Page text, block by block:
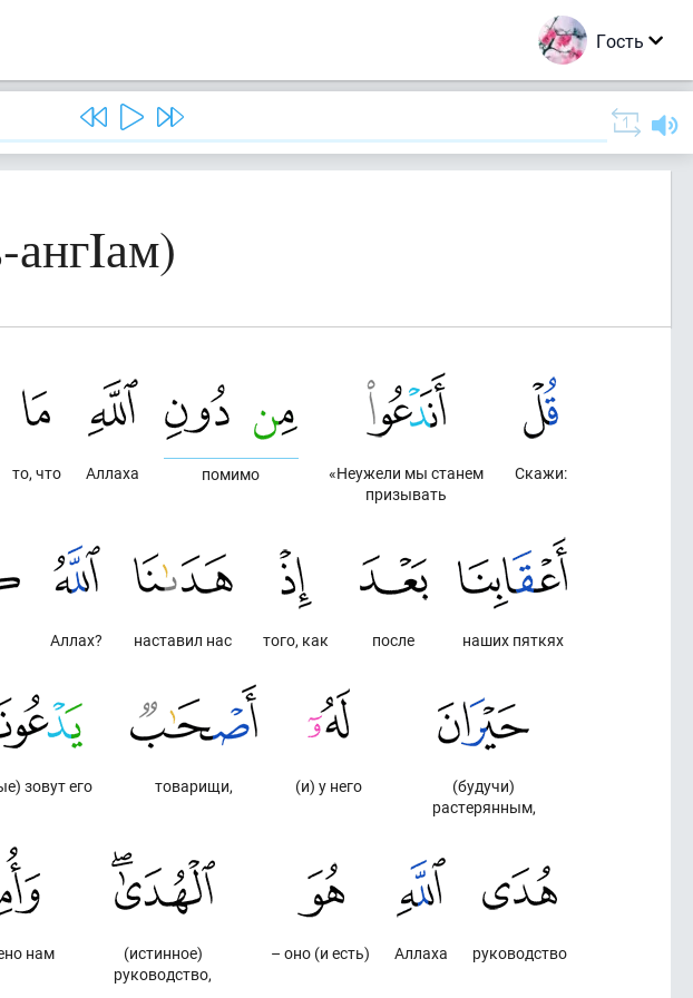
Гость
Скажи:
«Неужели мы станем
призывать
помимо
Аллаха
то, что
наших пяткях
после
того, как
наставил нас
Аллах?
(будучи)
растерянным,
(и) у него
товарищи,
зовут его
руководство
Аллаха
– оно (и есть)
(истинное)
руководство,
нам